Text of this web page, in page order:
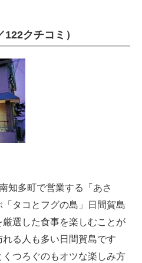
クチコミ）
知多町で営業する「あさ
タコとフグの島」日間賀島
選した食事を楽しむことが
る人も多い日間賀島です
つろぐのもオツな楽しみ方